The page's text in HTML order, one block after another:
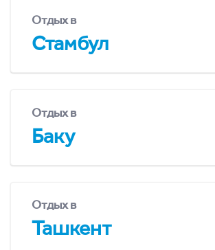
Отдых в
Стамбул
Отдых в
Баку
Отдых в
Ташкент